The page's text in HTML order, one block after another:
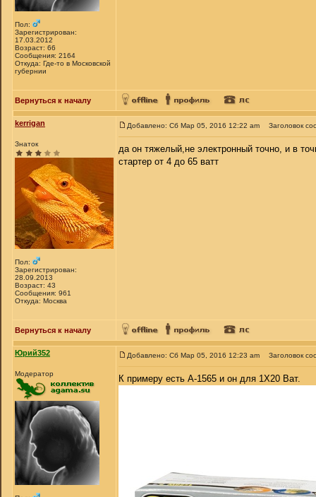
Пол:
Зарегистрирован:
17.03.2012
Возраст: 66
Сообщения: 2164
Откуда: Где-то в Московской
губернии
Вернуться к началу
kerrigan
Знаток
Пол:
Зарегистрирован:
28.09.2013
Возраст: 43
Сообщения: 961
Откуда: Москва
Добавлено: Сб Мар 05, 2016 12:22 am Заголовок
да он тяжелый,не электронный точно, и в
стартер от 4 до 65 ватт
Вернуться к началу
Юрий352
Модератор
Добавлено: Сб Мар 05, 2016 12:23 am Заголовок
К примеру есть A-1565 и он для 1Х20 Ват.